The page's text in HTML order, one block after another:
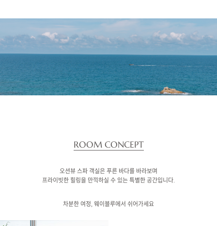
ROOM CONCEPT
오션뷰 스파 객실은 푸른 바다를 바라보며
프라이빗한 힐링을 만끽하실 수 있는 특별한 공간입니다.
차분한 여정, 웨이블루에서 쉬어가세요